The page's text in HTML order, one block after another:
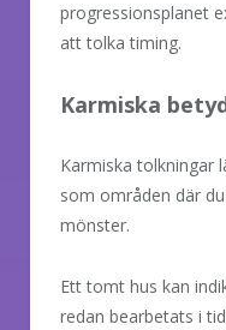
progressionsplanet
att tolka timing.
Karmiska
Karmiska tolkningar
som områden där
mönster.
Ett tomt hus kan
redan bearbetats i